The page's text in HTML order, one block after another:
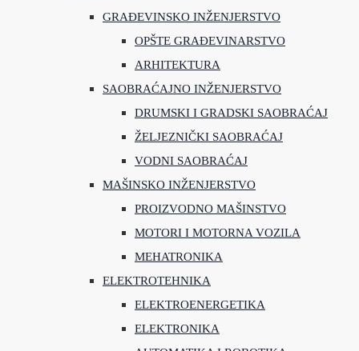
GRAĐEVINSKO INŽENJERSTVO
OPŠTE GRAĐEVINARSTVO
ARHITEKTURA
SAOBRAĆAJNO INŽENJERSTVO
DRUMSKI I GRADSKI SAOBRAĆAJ
ŽELJEZNIČKI SAOBRAĆAJ
VODNI SAOBRAĆAJ
MAŠINSKO INŽENJERSTVO
PROIZVODNO MAŠINSTVO
MOTORI I MOTORNA VOZILA
MEHATRONIKA
ELEKTROTEHNIKA
ELEKTROENERGETIKA
ELEKTRONIKA